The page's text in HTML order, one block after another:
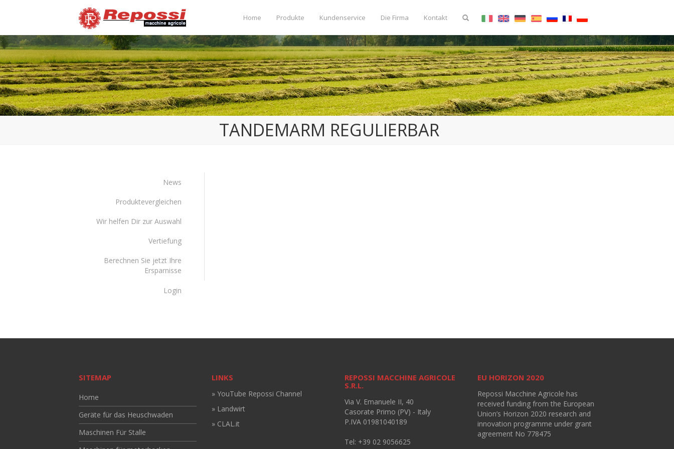
Home Produkte Kundenservice Die Firma Kontakt
TANDEMARM REGULIERBAR
News
Produktevergleichen
Wir helfen Dir zur Auswahl
Vertiefung
Berechnen Sie jetzt Ihre
Ersparnisse
Login
SITEMAP
Home
Geräte für das Heuschwaden
Maschinen Für Stalle
LINKS
» YouTube Repossi Channel
» Landwirt
» CLAL.it
REPOSSI MACCHINE AGRICOLE
S.R.L.
Via V. Emanuele II, 40
Casorate Primo (PV) - Italy
P.IVA 01981040189
Tel: +39 02 9056625
EU HORIZON 2020
Repossi Macchine Agricole has
received funding from the European
Union’s Horizon 2020 research and
innovation programme under grant
agreement No 778475